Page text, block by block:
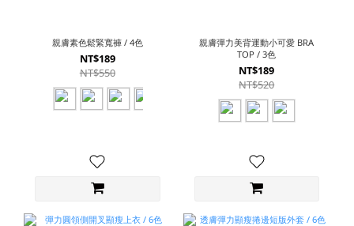
親膚素色鬆緊寬褲 / 4色
NT$189
NT$550
親膚彈力美背運動小可愛 BRA
TOP / 3色
NT$189
NT$520